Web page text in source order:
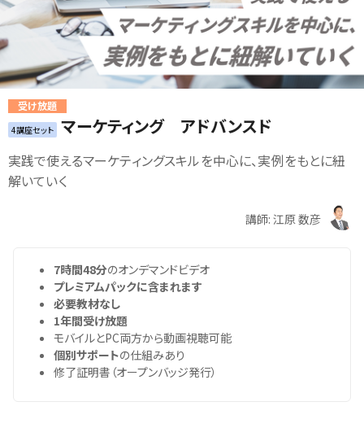
受け放題
4講座セット マーケティング アドバンスド
実践で使えるマーケティングスキルを中心に、実例をもとに紐
解いていく
講師: 江原 数彦
7時間48分のオンデマンドビデオ
プレミアムパックに含まれます
必要教材なし
1年間受け放題
モバイルとPC両方から動画視聴可能
個別サポートの仕組みあり
修了証明書（オープンバッジ発行）